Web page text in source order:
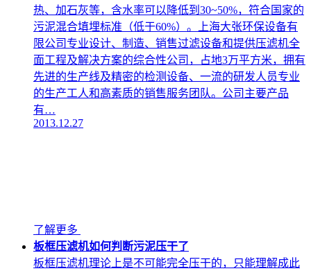
热、加石灰等，含水率可以降低到30~50%，符合国家的
污泥混合填埋标准（低于60%）。上海大张环保设备有
限公司专业设计、制造、销售过滤设备和提供压滤机全
面工程及解决方案的综合性公司，占地3万平方米，拥有
先进的生产线及精密的检测设备、一流的研发人员专业
的生产工人和高素质的销售服务团队。公司主要产品
有…
2013.12.27
了解更多
板框压滤机如何判断污泥压干了
板框压滤机理论上是不可能完全压干的，只能理解成此